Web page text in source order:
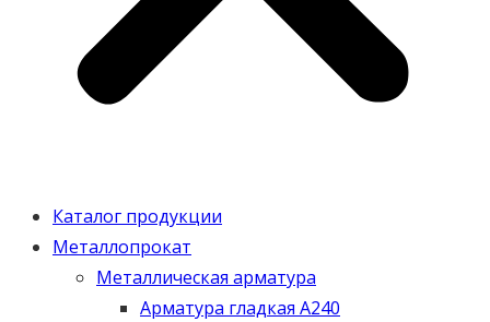
Каталог продукции
Металлопрокат
Металлическая арматура
Арматура гладкая А240